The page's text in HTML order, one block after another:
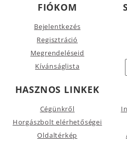
FIÓKOM
Bejelentkezés
Regisztráció
Megrendeléseid
Kívánságlista
HASZNOS LINKEK
Cégünkről
Horgászbolt elérhetőségei
Oldaltérkép